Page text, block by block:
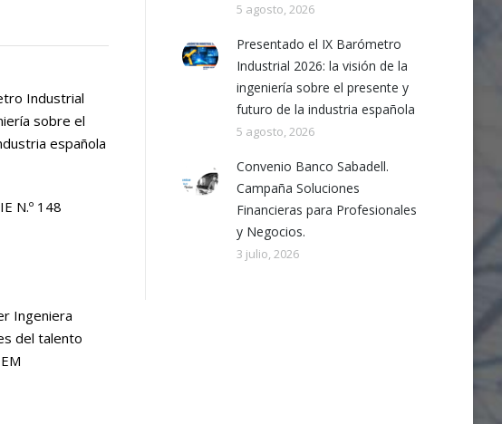
Industrial
sobre el
española
N.º 148
Ingeniera
del talento
5 agosto, 2026
Presentado el IX Barómetro
Industrial 2026: la visión de la
ingeniería sobre el presente y
futuro de la industria española
5 agosto, 2026
Convenio Banco Sabadell.
Campaña Soluciones
Financieras para Profesionales
y Negocios.
3 julio, 2026